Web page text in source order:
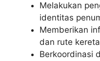
Melakukan
identitas
Memberikan
dan rute
Berkoordinasi